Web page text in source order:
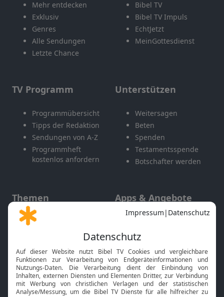
Mehr entdecken
Exklusiv
Genres
Alle Sendungen
Letzte Chance
Bibel TV
Bibel TV Impuls
EchtJetzt
MeinGottesdienst
TV Programm
Programmübersicht
Tipps der Redaktion
Sendungen von A-Z
Programmheft
kostenlos anfordern
Unterstützen
Weitersagen
Beten
Spenden
Testamentsspende
Botschafter werden
Themen
Gott und Bibel erklärt
Neuigkeiten
Apps & Angebote
Mobile App
Smart TV
HbbTV
Bibelthek Online-Bibel
Nächster Gottesdienst